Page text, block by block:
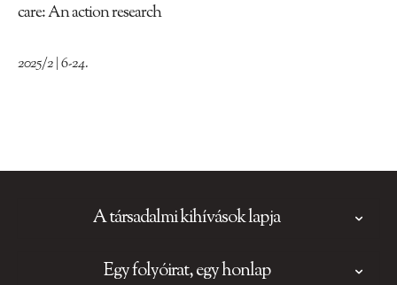
care: An action research
2025/2 | 6-24.
A társadalmi kihívások lapja
Egy folyóirat, egy honlap